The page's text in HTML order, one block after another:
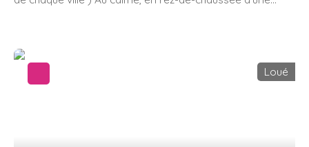
équipée ouverte sur séjour. Belle véranda climatisée
donnant en contrebas sur terrasse et jardin. Salle de
bains avec douche et baignoire. Wc indépendant. 2Loué